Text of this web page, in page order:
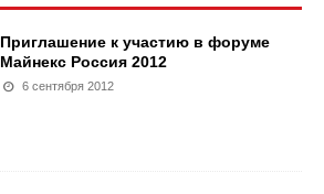
Приглашение к участию в форуме
Майнекс Россия 2012
6 сентября 2012